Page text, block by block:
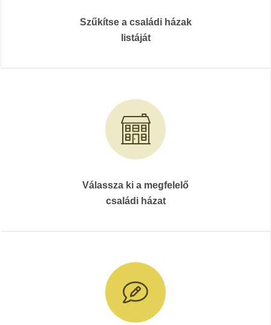
Szűkítse a családi házak
listáját
Válassza ki a megfelelő
családi házat